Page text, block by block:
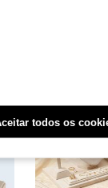
todos os